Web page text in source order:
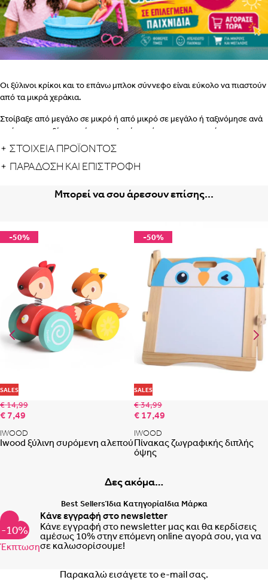
Οι ξύλινοι κρίκοι και το επάνω μπλοκ σύννεφο είναι εύκολο να πιαστούν
από τα μικρά χεράκια.
Στοίβαξε από μεγάλο σε μικρό ή από μικρό σε μεγάλο ή ταξινόμησε ανά
χρώμα..το παιδί μπορεί να αποφασίσει μόνο του τι του αρέσει,
εξασκώντας τον συντονισμό ματιού-χεριού και τη λογική.
Τα ξύλινα παιχνίδια της Label Label είναι κατασκευασμένα από υψηλής
μπλε, ροζ, λευκό, γκρι χρώματα με βάση το νερό για να είναι ασφαλή για
ΣΤΟΙΧΕΙΑ ΠΡΟΪΟΝΤΟΣ
ΠΑΡΆΔΟΣΗ ΚΑΙ ΕΠΙΣΤΡΟΦΉ
Μπορεί να σου άρεσουν επίσης...
-50%
SALES Προσθήκη στη λίστα αγαπημένων
€ 14,99
€ 7,49
IWOOD
Iwood ξύλινη συρόμενη αλεπού
-50%
SALES
€ 34,99
€ 17,49
IWOOD
Πίνακας ζωγραφικής διπλής
όψης
Δες ακόμα…
Best SellersΊδια ΚατηγορίαΙδια Μάρκα
-10%
Έκπτωση
Κάνε εγγραφή στο newsletter
Κάνε εγγραφή στο newsletter μας και θα κερδίσεις
αμέσως 10% στην επόμενη online αγορά σου, για να
σε καλωσορίσουμε!
Portugal Romania